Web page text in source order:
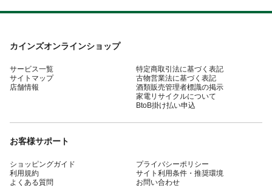
カインズオンラインショップ
サービス一覧
サイトマップ
店舗情報
特定商取引法に基づく表記
古物営業法に基づく表記
酒類販売管理者標識の掲示
家電リサイクルについて
BtoB掛け払い申込
お客様サポート
ショッピングガイド
利用規約
よくある質問
プライバシーポリシー
サイト利用条件・推奨環境
お問い合わせ